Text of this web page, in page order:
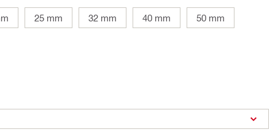
25 mm 32 mm 40 mm 50 mm